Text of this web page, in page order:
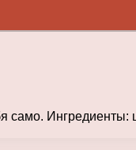
само.